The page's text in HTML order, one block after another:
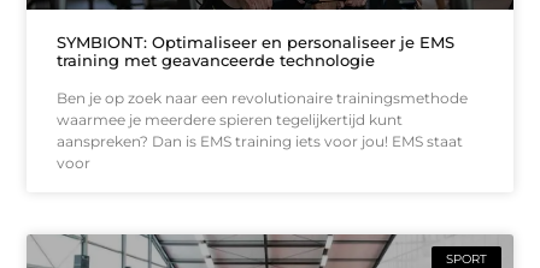
SYMBIONT: Optimaliseer en personaliseer je EMS
training met geavanceerde technologie
Ben je op zoek naar een revolutionaire trainingsmethode
waarmee je meerdere spieren tegelijkertijd kunt
aanspreken? Dan is EMS training iets voor jou! EMS staat
voor
SPORT